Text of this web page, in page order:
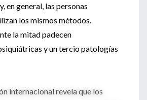
en general, las personas
los mismos métodos.
la mitad padecen
y un tercio patologías
internacional revela que los